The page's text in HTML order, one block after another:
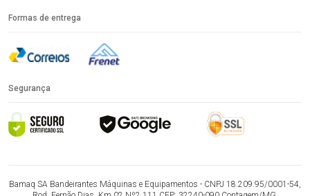
Formas de entrega
Segurança
Bamaq SA Bandeirantes Máquinas e Equipamentos - CNPJ 18.209.95/0001-54,